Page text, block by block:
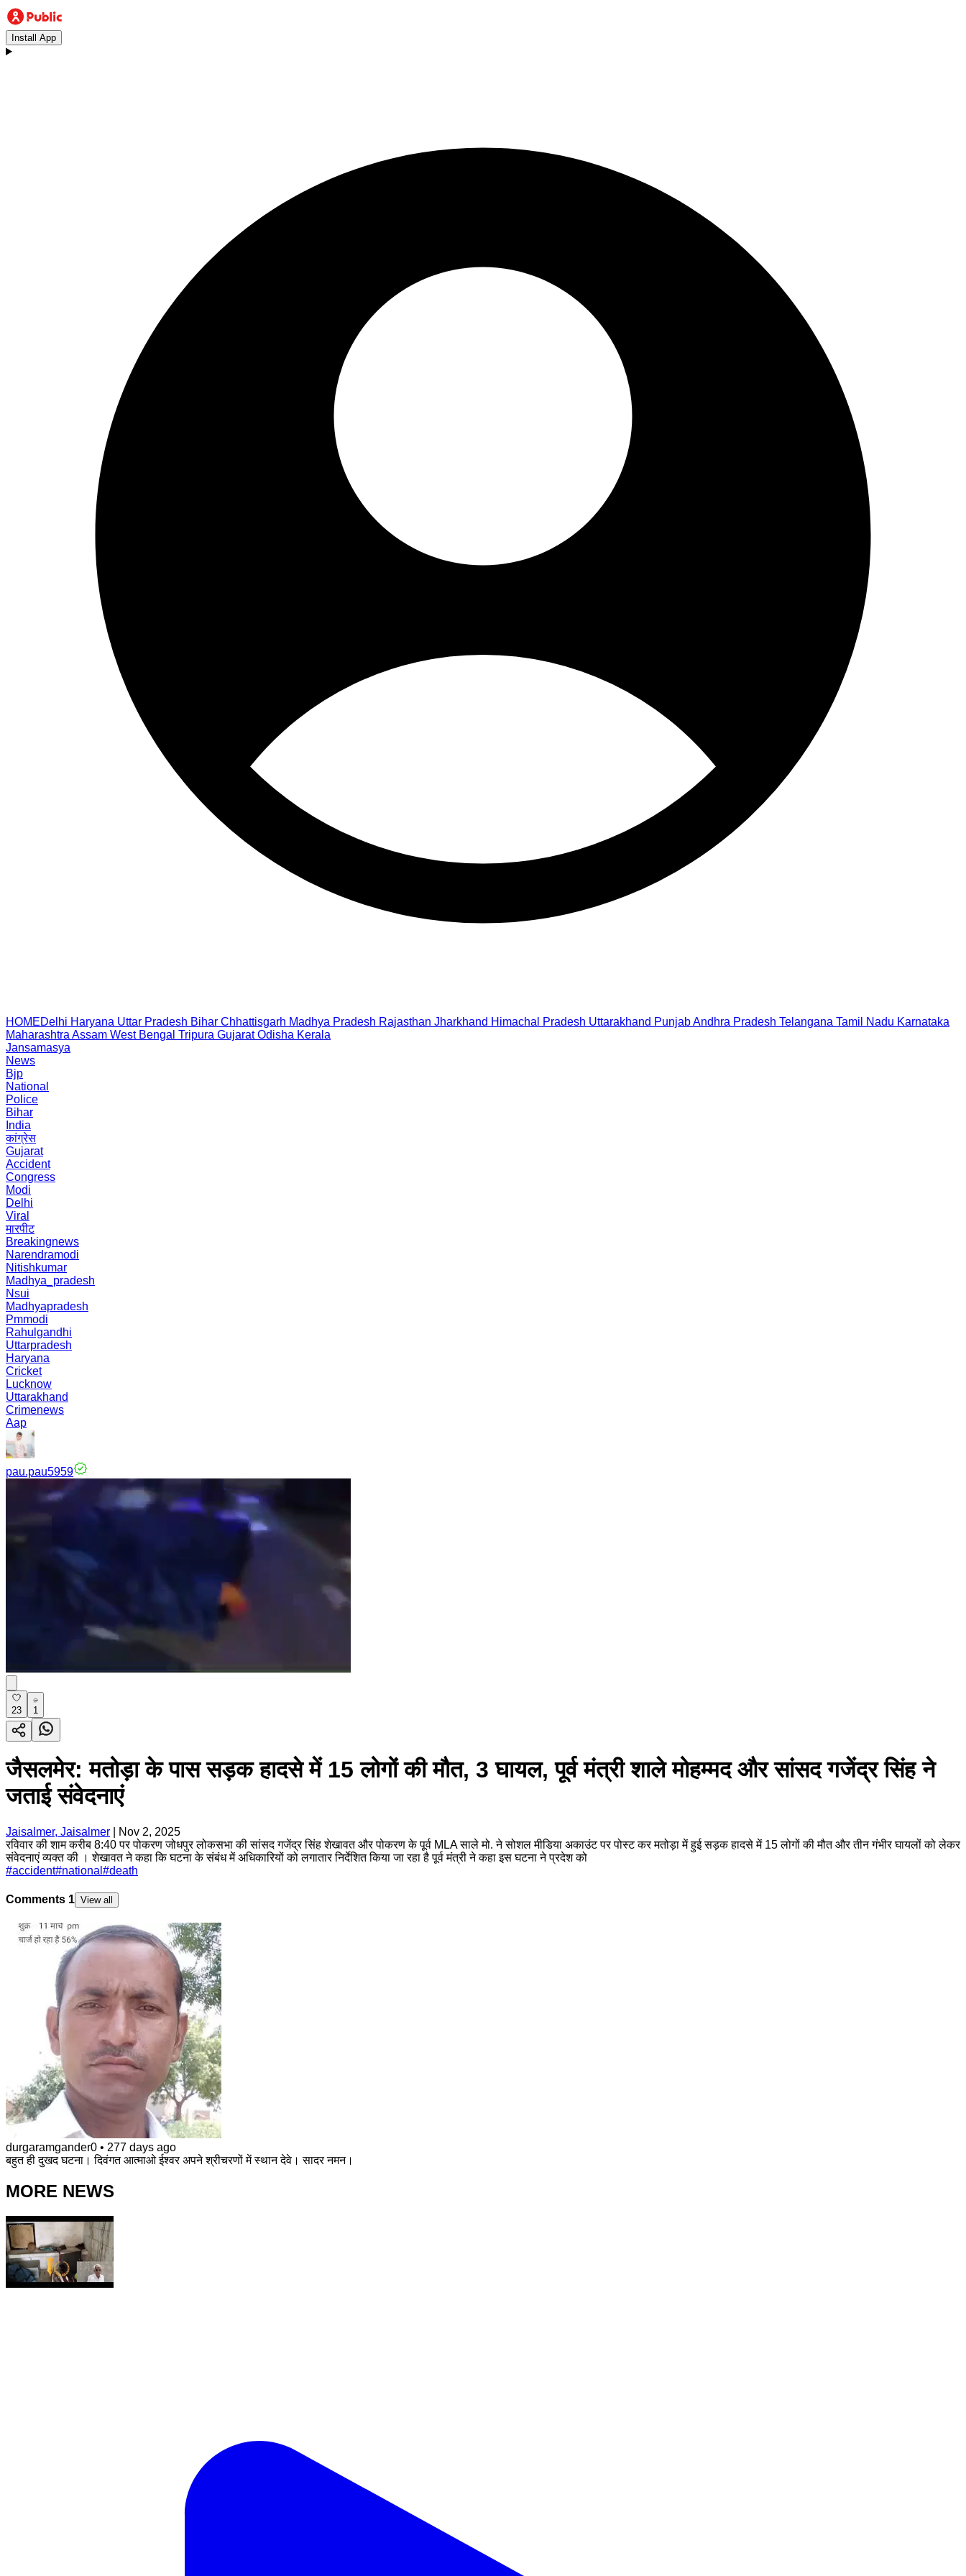
Install App
HOMEDelhi Haryana Uttar Pradesh Bihar Chhattisgarh Madhya Pradesh Rajasthan Jharkhand Himachal Pradesh Uttarakhand PunjabAndhra Pradesh Telangana Tamil Nadu Karnataka
Maharashtra Assam West Bengal Tripura Gujarat Odisha Kerala
Jansamasya
News
Bjp
National
Police
Bihar
India
कांग्रेस
Gujarat
Accident
Congress
Modi
Delhi
Viral
मारपीट
Breakingnews
Narendramodi
Nitishkumar
Madhya_pradesh
Nsui
Madhyapradesh
Pmmodi
Rahulgandhi
Uttarpradesh
Haryana
Cricket
Lucknow
Uttarakhand
Crimenews
Aap
pau.pau5959
23 1
जैसलमेर: मतोड़ा के पास सड़क हादसे में 15 लोगों की मौत, 3 घायल, पूर्व मंत्री शाले मोहम्मद और सांसद गजेंद्र सिंह ने
जताई संवेदनाएं
Jaisalmer, Jaisalmer
Nov 2, 2025
रविवार की शाम करीब 8:40 पर पोकरण जोधपुर लोकसभा की सांसद गजेंद्र सिंह शेखावत और पोकरण के पूर्व MLA साले मो. ने सोशल मीडिया अकाउंट पर पोस्ट कर मतोड़ा में हुई सड़क हादसे में 15 लोगों की मौत और तीन गंभीर घायलों को लेकर
संवेदनाएं व्यक्त की । शेखावत ने कहा कि घटना के संबंध में अधिकारियों को लगातार निर्देशित किया जा रहा है पूर्व मंत्री ने कहा इस घटना ने प्रदेश को
#accident#national #death
Comments 1 View all
durgaramgander0 • 277 days ago
बहुत ही दुखद घटना। दिवंगत आत्माओ ईश्वर अपने श्रीचरणों में स्थान देवे। सादर नमन।
MORE NEWS